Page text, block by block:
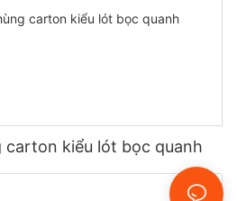
kiểu lót bọc quanh